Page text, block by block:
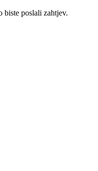
biste poslali zahtjev.